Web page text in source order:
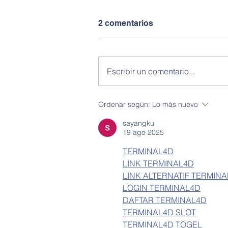
2 comentarios
Escribir un comentario...
Ordenar según: Lo más nuevo
sayangku
19 ago 2025
TERMINAL4D
LINK TERMINAL4D
LINK ALTERNATIF
LOGIN TERMINAL4D
DAFTAR TERMINAL4D
TERMINAL4D SLOT
TERMINAL4D TOGEL